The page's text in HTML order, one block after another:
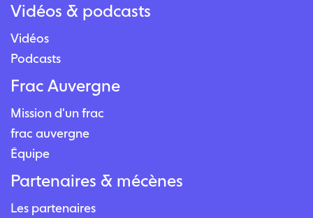
Vidéos & podcasts
Vidéos
Podcasts
Frac Auvergne
Mission d'un frac
frac auvergne
Équipe
Partenaires & mécènes
Les partenaires